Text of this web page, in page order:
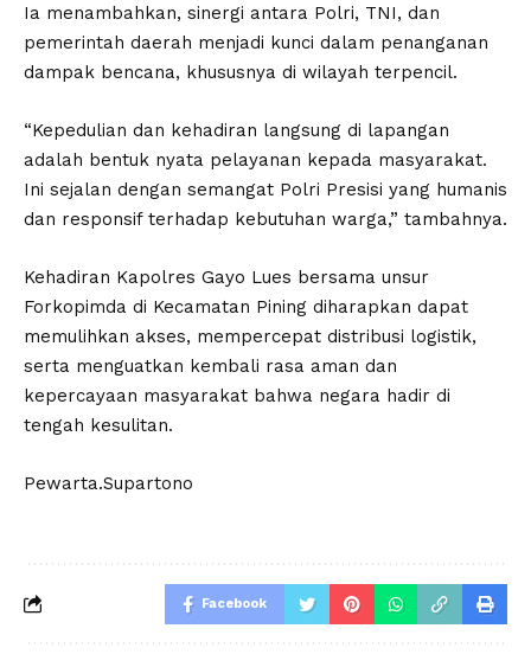
Ia menambahkan, sinergi antara Polri, TNI, dan
pemerintah daerah menjadi kunci dalam penanganan
dampak bencana, khususnya di wilayah terpencil.
“Kepedulian dan kehadiran langsung di lapangan
adalah bentuk nyata pelayanan kepada masyarakat.
Ini sejalan dengan semangat Polri Presisi yang humanis
dan responsif terhadap kebutuhan warga,” tambahnya.
Kehadiran Kapolres Gayo Lues bersama unsur
Forkopimda di Kecamatan Pining diharapkan dapat
memulihkan akses, mempercepat distribusi logistik,
serta menguatkan kembali rasa aman dan
kepercayaan masyarakat bahwa negara hadir di
tengah kesulitan.
Pewarta.Supartono
Facebook